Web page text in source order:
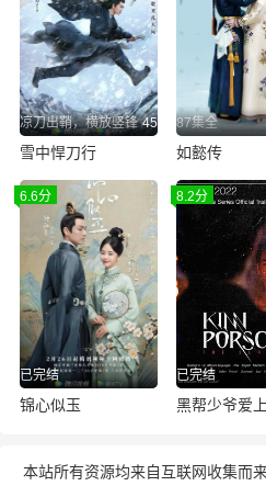
凉刀出鞘，横放竖锋 45
雪中悍刀行
87集全
如懿传
6.6分
已完结
锦心似玉
8.2分
已完结
黑帮少爷爱
本站所有资源均来自互联网收集而